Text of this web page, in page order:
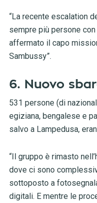
“La recente escalation
sempre più persone con
affermato il capo
Sambussy”.
6. Nuovo
531 persone (di
egiziana, bengalese e
salvo a Lampedusa,
“Il gruppo è rimasto
dove ci sono
sottoposto a
digitali. E mentre le